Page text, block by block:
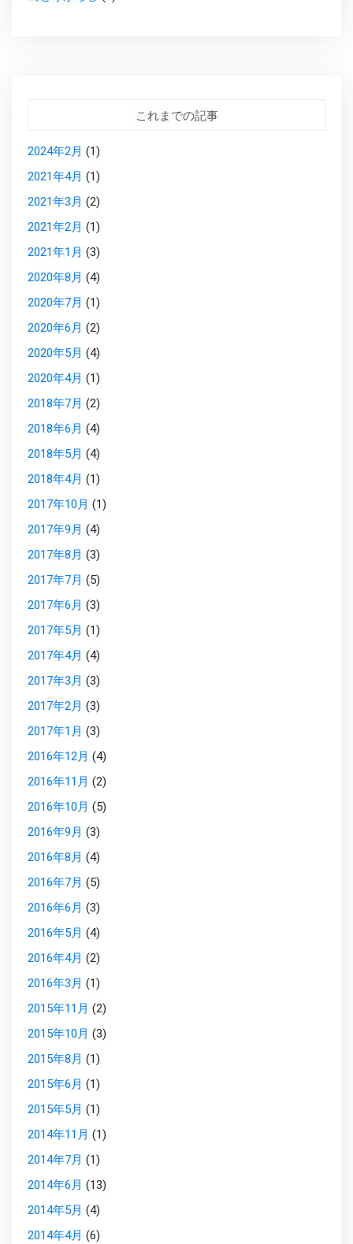
これまでの記事
2024年2月 (1)
2021年4月 (1)
2021年3月 (2)
2021年2月 (1)
2021年1月 (3)
2020年8月 (4)
2020年7月 (1)
2020年6月 (2)
2020年5月 (4)
2020年4月 (1)
2018年7月 (2)
2018年6月 (4)
2018年5月 (4)
2018年4月 (1)
2017年10月 (1)
2017年9月 (4)
2017年8月 (3)
2017年7月 (5)
2017年6月 (3)
2017年5月 (1)
2017年4月 (4)
2017年3月 (3)
2017年2月 (3)
2017年1月 (3)
2016年12月 (4)
2016年11月 (2)
2016年10月 (5)
2016年9月 (3)
2016年8月 (4)
2016年7月 (5)
2016年6月 (3)
2016年5月 (4)
2016年4月 (2)
2016年3月 (1)
2015年11月 (2)
2015年10月 (3)
2015年8月 (1)
2015年6月 (1)
2015年5月 (1)
2014年11月 (1)
2014年7月 (1)
2014年6月 (13)
2014年5月 (4)
2014年4月 (6)